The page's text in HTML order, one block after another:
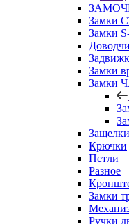
Замки
Замки
Замки
Замки
Крючки
Петли
Разное
Замки
Ручки